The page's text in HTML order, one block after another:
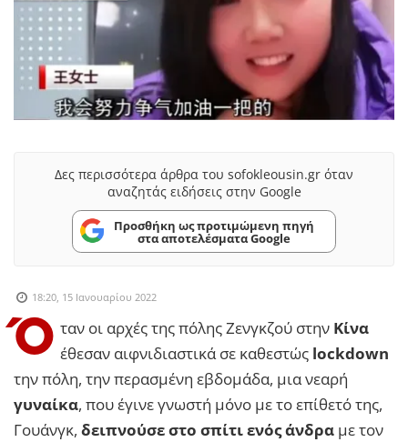
Δες περισσότερα άρθρα του sofokleousin.gr όταν
αναζητάς ειδήσεις στην Google
Προσθήκη ως προτιμώμενη πηγή
στα αποτελέσματα Google
18:20, 15 Ιανουαρίου 2022
Ό ταν οι αρχές της πόλης Ζενγκζού στην Κίνα
έθεσαν αιφνιδιαστικά σε καθεστώς lockdown
την πόλη, την περασμένη εβδομάδα, μια νεαρή
γυναίκα, που έγινε γνωστή μόνο με το επίθετό της,
Γουάνγκ, δειπνούσε στο σπίτι ενός άνδρα με τον